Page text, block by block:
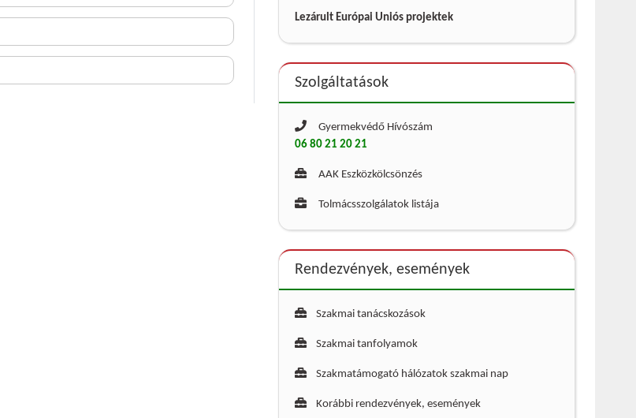
Lezárult Európai Uniós projektek
Szolgáltatások
Gyermekvédő Hívószám
06 80 21 20 21
AAK Eszközkölcsönzés
Tolmácsszolgálatok listája
Rendezvények, események
Szakmai tanácskozások
Szakmai tanfolyamok
Szakmatámogató hálózatok szakmai nap
Korábbi rendezvények, események